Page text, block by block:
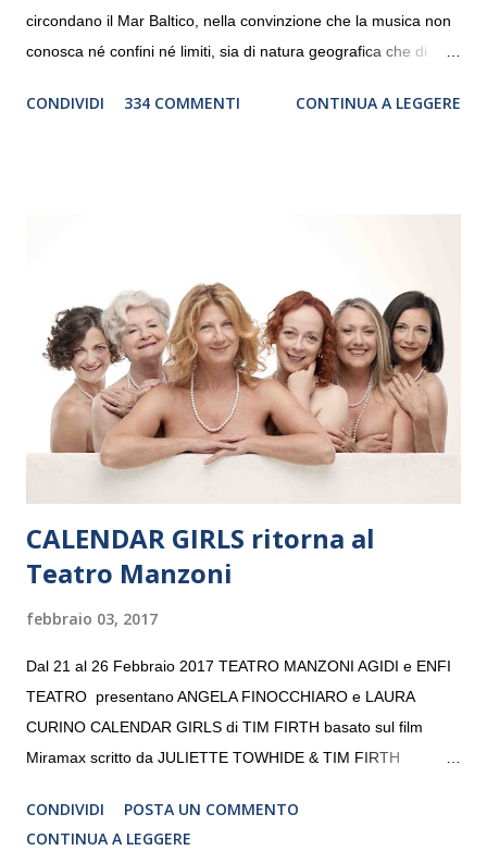
circondano il Mar Baltico, nella convinzione che la musica non
conosca né confini né limiti, sia di natura geografica che di
debutterà il 10 settembre a Heiden, in Germania, e toccherà, in
“Settembre dell’Accademia” dove si esibirà per il secondo anno
consecutivo. Il pubblico milanese avrà il piacere di applaudire i
giovani artisti della Baltic Sea Youth Philharmonic per la quarta
volta. L’orchestra, fondata nel 2008 da Kristjan Järvi (affiancato
da un prestigioso consiglio di consulent...
CONDIVIDI 334 COMMENTI CONTINUA A LEGGERE
CALENDAR GIRLS ritorna al
Teatro Manzoni
febbraio 03, 2017
Dal 21 al 26 Febbraio 2017 TEATRO MANZONI AGIDI e ENFI
TEATRO presentano ANGELA FINOCCHIARO e LAURA
CURINO CALENDAR GIRLS di TIM FIRTH basato sul film
Miramax scritto da JULIETTE TOWHIDE & TIM FIRTH
CRISTINA PEZZOLI
CONDIVIDI
POSTA UN COMMENTO
CONTINUA A LEGGERE